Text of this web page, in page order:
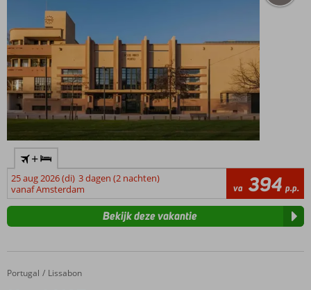
+
25 aug 2026 (di) 3 dagen (2 nachten)
vanaf Amsterdam
va 394 p.p.
Bekijk deze vakantie
Home
Portugal Lissabon
Hotel 3K Europa